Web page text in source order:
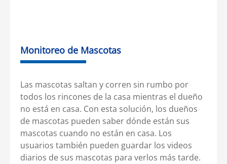
Monitoreo de Mascotas
Las mascotas saltan y corren sin rumbo por
todos los rincones de la casa mientras el dueño
no está en casa. Con esta solución, los dueños
de mascotas pueden saber dónde están sus
mascotas cuando no están en casa. Los
usuarios también pueden guardar los videos
diarios de sus mascotas para verlos más tarde.